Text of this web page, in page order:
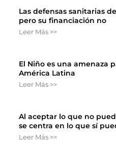
Las defensas sanitarias
pero su financiación no
Leer Más >>
El Niño es una amenaza
América Latina
Leer Más >>
Al aceptar lo que no
se centra en lo que sí
Leer Más >>